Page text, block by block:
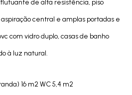
de alta resistência, piso
central e amplas portadas e
com vidro duplo, casas de banho
à luz natural.
16 m2 WC 5,4 m2